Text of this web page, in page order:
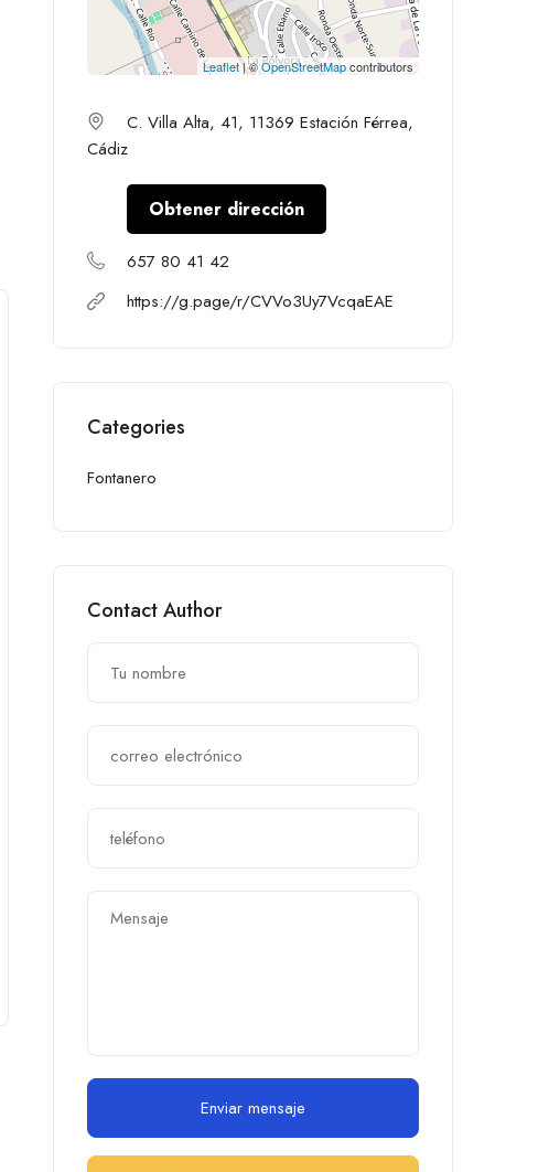
Leaflet| ©OpenStreetMapcontributors
C. Villa Alta, 41, 11369 Estación Férrea,
Cádiz
Obtener dirección
657 80 41 42
https://g.page/r/CVVo3Uy7VcqaEAE
Categories
Fontanero
Contact Author
Enviar mensaje